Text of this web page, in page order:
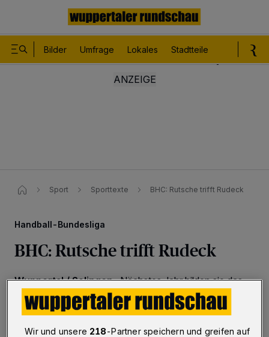
Bilder Umfrage Lokales Stadtteile
Sport Sporttexte BHC: Rutsche trifft Rudeck
Handball-Bundesliga
BHC: Rutsche trifft Rudeck
Wuppertal / Solingen·Nächstes Jahr bilden sie das
Torhütergespann des Handball-Bundesligisten
Bergischen HC. Am Freitag (19 Uhr) sind Christopher
Rudeck und Bastian Rutschmann aber im Abstiegsduell
in der Klingenhalle noch Gegner.
Wir und unsere 218-Partner speichern und greifen auf